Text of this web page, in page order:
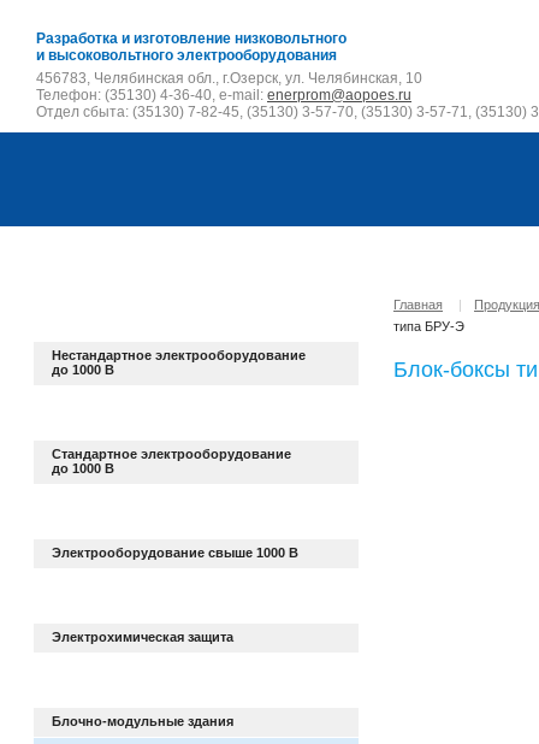
Разработка и изготовление низковольтного
и высоковольтного электрооборудования
456783, Челябинская обл., г.Озерск, ул. Челябинская, 10
Телефон: (35130) 4-36-40, e-mail: enerprom@aopoes.ru
Отдел сбыта: (35130) 7-82-45, (35130) 3-57-70, (35130) 3-57-71, (35130)
Нестандартное электрооборудование
до 1000 В
Стандартное электрооборудование
до 1000 В
Электрооборудование свыше 1000 В
Электрохимическая защита
Блочно-модульные здания
Главная |
Продукция
типа БРУ-Э
Блок-боксы